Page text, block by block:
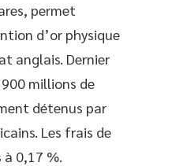
permet
d’or physique
anglais. Dernier
millions de
détenus par
Les frais de
0,17 %.